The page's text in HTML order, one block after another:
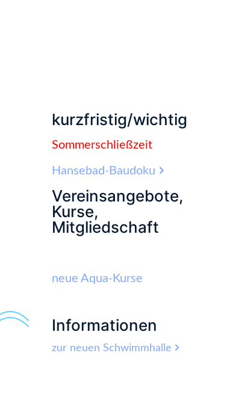
kurzfristig/wichtig
Sommerschließzeit
Hansebad-Baudoku
Vereinsangebote,
Kurse,
Mitgliedschaft
neue Aqua-Kurse
Informationen
zur neuen Schwimmhalle